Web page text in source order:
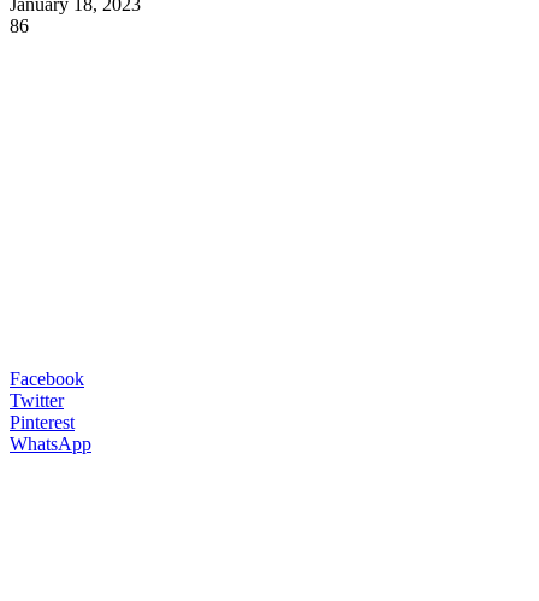
86
Facebook
Twitter
Pinterest
WhatsApp